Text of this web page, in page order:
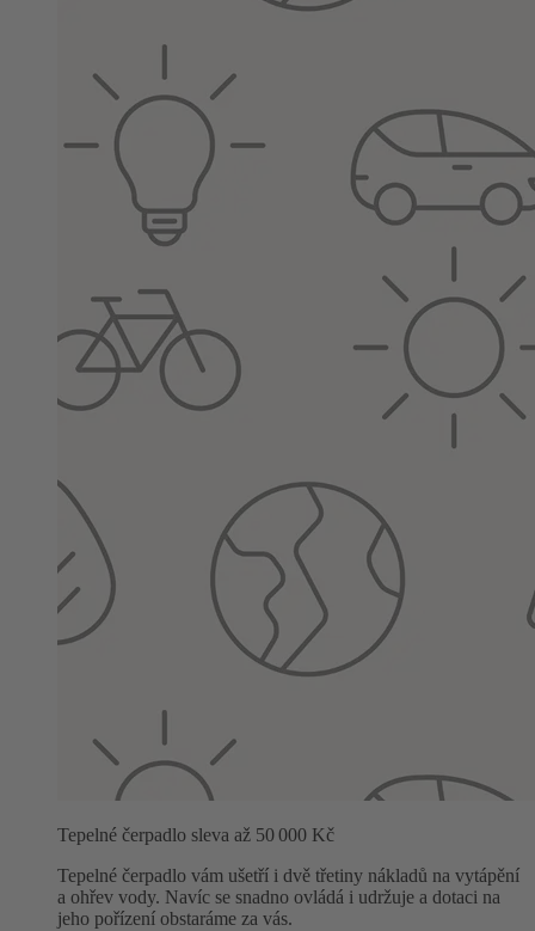
Tepelné čerpadlo sleva až 50 000 Kč
Tepelné čerpadlo vám ušetří i dvě třetiny nákladů na vytápění
a ohřev vody. Navíc se snadno ovládá i udržuje a dotaci na
jeho pořízení obstaráme za vás.